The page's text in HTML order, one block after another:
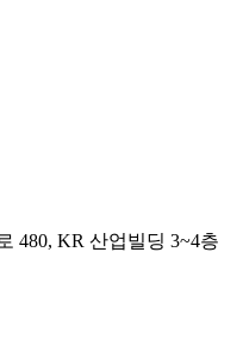
480, KR 산업빌딩 3~4층